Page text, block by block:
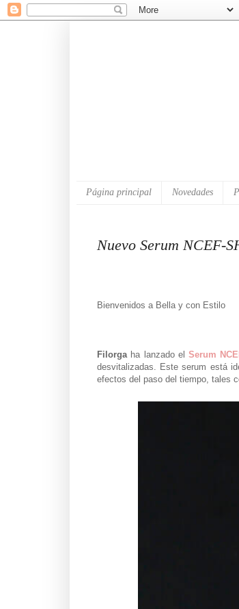
Página principal Novedades
Nuevo Serum NCEF-
Bienvenidos a Bella y con Estilo
Filorga ha lanzado elSerum
desvitalizadas. Este serum está
efectos del paso del tiempo, tales